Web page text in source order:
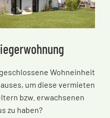
Wohneinheit
um diese vermieten
bzw. erwachsenen
zu haben?